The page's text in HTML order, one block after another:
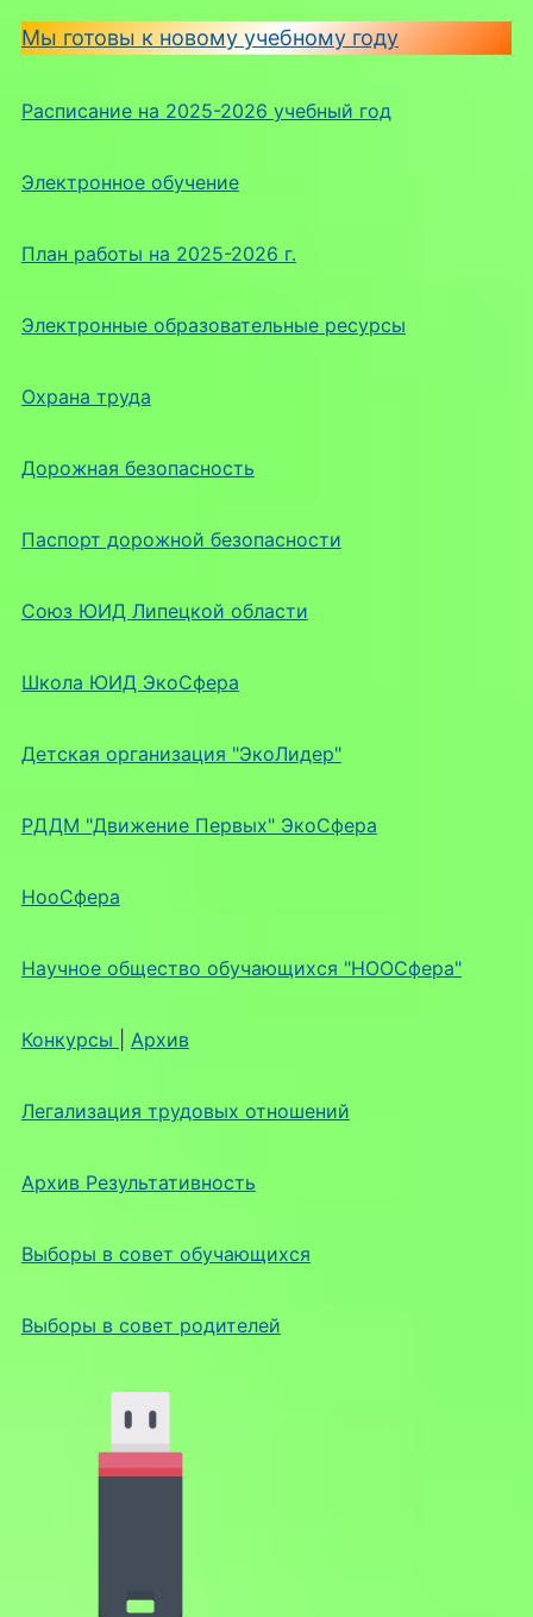
Мы готовы к новому учебному году
Расписание на 2025-2026 учебный год
Электронное обучение
План работы на 2025-2026 г.
Электронные образовательные ресурсы
Охрана труда
Дорожная безопасность
Паспорт дорожной безопасности
Союз ЮИД Липецкой области
Школа ЮИД ЭкоСфера
Детская организация "ЭкоЛидер"
РДДМ "Движение Первых" ЭкоСфера
НооСфера
Научное общество обучающихся "НООСфера"
Конкурсы Архив
Легализация трудовых отношений
Архив Результативность
Выборы в совет обучающихся
Выборы в совет родителей